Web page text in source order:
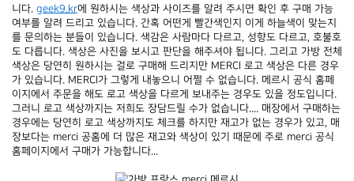
니다. geek9.kr에 원하시는 색상과 사이즈를 알려 주시면 확인 후 구매 가능
여부를 알려 드리고 있습니다. 간혹 어떤게 빨간색인지 이게 하늘색이 맞는지
를 문의하는 분들이 있습니다. 색감은 사람마다 다르고, 성향도 다르고, 호불호
도 다릅니다. 색상은 사진을 보시고 판단을 해주셔야 됩니다. 그리고 가방 전체
색상은 당연히 원하시는 걸로 구매해 드리지만 MERCI 로고 색상은 다른 경우
가 있습니다. MERCI가 그렇게 내놓으니 어쩔 수 없습니다. 메르시 공식 홈페
이지에서 주문을 해도 로고 색상을 다르게 보내주는 경우도 있을 정도입니다.
그러니 로고 색상까지는 저희도 장담드릴 수가 없습니다.... 매장에서 구매하는
경우에는 당연히 로고 색상까지도 체크를 하지만 재고가 없는 경우가 있고, 매
장보다는 merci 공홈에 더 많은 재고와 색상이 있기 때문에 주로 merci 공식
홈페이지에서 구매가 가능합니다...